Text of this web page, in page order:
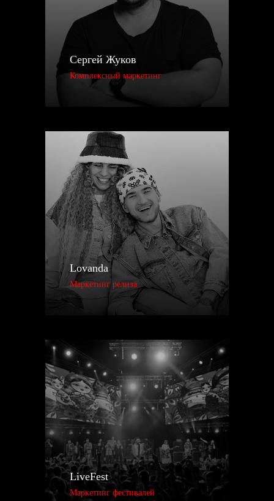
Сергей Жуков
Комплексный маркетинг
Lovanda
Маркетинг релиза
LiveFest
Маркетинг фестивалей
БОЛЬШАЯ ЭКСПЕРТНОСТЬ В ПИТЧИНГЕ
Питчинг - это отправка треков редакциям с
просьбой поддержать трек. Делаем это
часто и успешно (см. кейсы)! Так что
подготовим все так, чтобы музыкальные
редакторы не смогли устоять и поставили
ваш релиз в лучшие плейлисты, горячие
новинки и даже дали баннер на главной
ЭТАПЫ РАБОТЫ
Вы оставляете заявку на сайте и
прикрепляете свой трек. Мы его
слушаем, и если он нам покажется
перспективным, мы с вами свяжемся и
обсудим условия дистрибуции.
ОТПРАВКА ТРЕКА
Договор составляем на конкретный
трек, не забираем все права на него.
СОСТАВЛЕНИЕ ДОГОВОРА
Создаем чат с командой, прикрепляем
куратора.Отбираем лучшие фото, видео,
прописываем биографию - выбираем все
самое интересное, на что вероятнее всего
позитивно отреагируют редакторы
площадок.
ПОДГОТОВКА К ПИТЧИНГУ
Готовим bandlink и ждем выхода трека
(обычно в ночь с четверга на пятницу
обновляются витрины). Если ваш трек
одобрят, то мы вместе увидим его и
ПУБЛИКАЦИЯ ТРЕКА